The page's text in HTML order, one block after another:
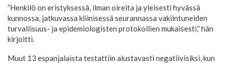
”Henkilö on eristyksessä, ilman oireita ja yleisesti hyvässä
kunnossa, jatkuvassa kliinisessä seurannassa vakiintuneiden
turvallisuus- ja epidemiologisten protokollien mukaisesti,” hän
kirjoitti.
Muut 13 espanjalaista testattiin alustavasti negatiivisiksi, kun